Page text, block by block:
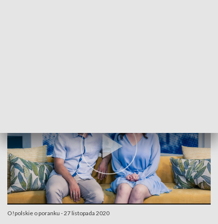
O!polskie o poranku - 27 listopada 2020